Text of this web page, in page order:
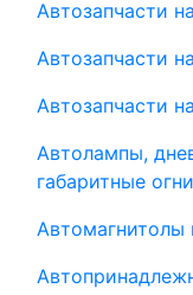
Автозапчасти
Автозапчасти
Автозапчасти
Автолампы,
габаритные огни
Автомагнитолы